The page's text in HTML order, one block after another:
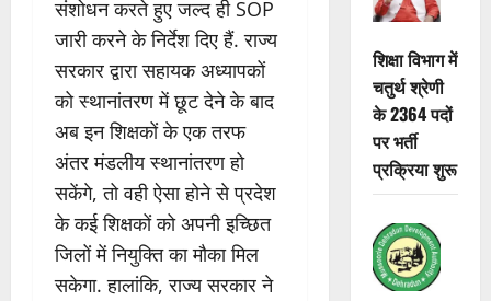
संशोधन करते हुए जल्द ही SOP
जारी करने के निर्देश दिए हैं. राज्य
सरकार द्वारा सहायक अध्यापकों
को स्थानांतरण में छूट देने के बाद
अब इन शिक्षकों के एक तरफ
अंतर मंडलीय स्थानांतरण हो
सकेंगे, तो वही ऐसा होने से प्रदेश
के कई शिक्षकों को अपनी इच्छित
जिलों में नियुक्ति का मौका मिल
सकेगा. हालांकि, राज्य सरकार ने
शिक्षा विभाग में
चतुर्थ श्रेणी
के 2364 पदों
पर भर्ती
प्रक्रिया शुरू